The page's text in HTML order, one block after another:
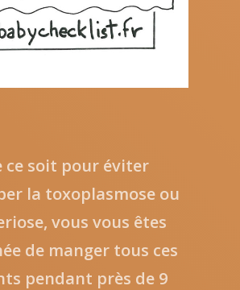
ce soit pour éviter
la toxoplasmose ou
vous vous êtes
de manger tous ces
pendant près de 9